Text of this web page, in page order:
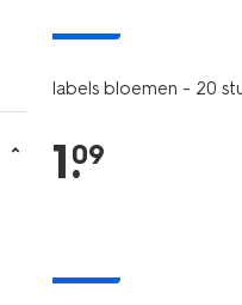
labels bloemen - 20
1.
09